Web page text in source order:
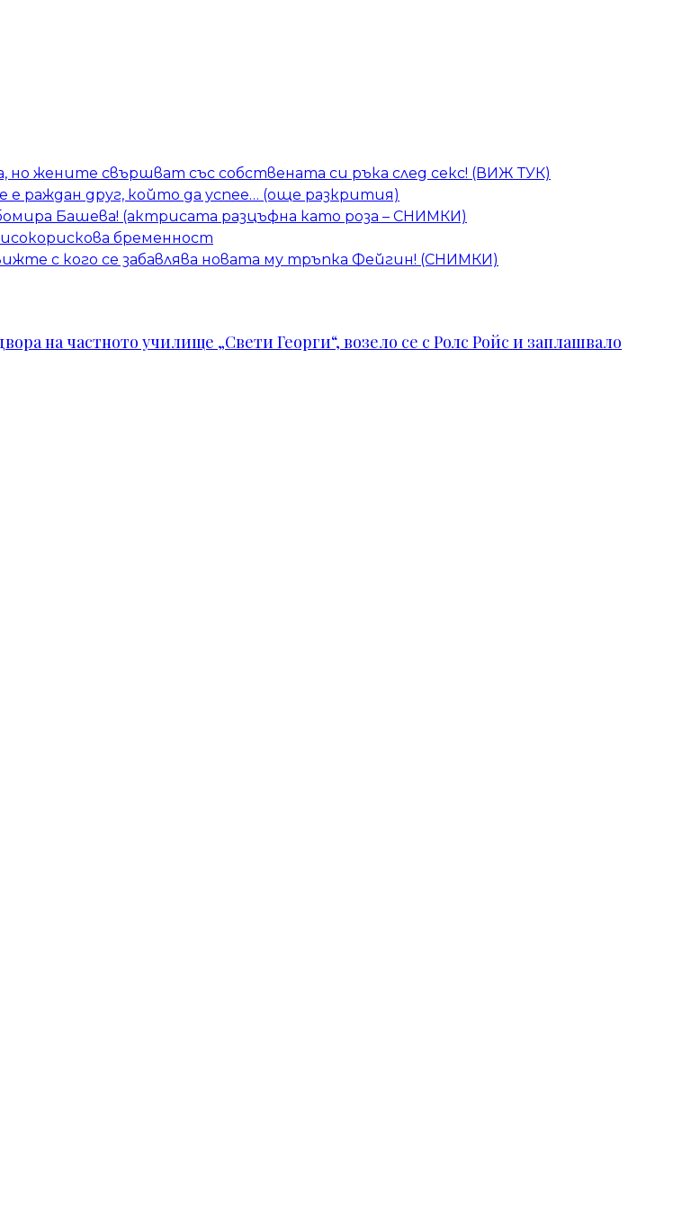
но жените свършват със собствената си ръка след секс! (ВИЖ ТУК)
е раждан друг, който да успее… (още разкрития)
Башева! (актрисата разцъфна като роза – СНИМКИ)
бременност
с кого се забавлява новата му тръпка Фейгин! (СНИМКИ)
на частното училище „Свети Георги“, возело се с Ролс Ройс и заплашвало